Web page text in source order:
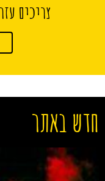
צריכים
חדש באתר